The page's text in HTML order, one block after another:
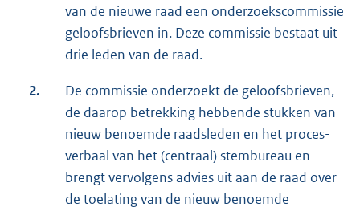
van de nieuwe raad een onderzoekscommissie
geloofsbrieven in. Deze commissie bestaat uit
drie leden van de raad.
2.
De commissie onderzoekt de geloofsbrieven,
de daarop betrekking hebbende stukken van
nieuw benoemde raadsleden en het proces-
verbaal van het (centraal) stembureau en
brengt vervolgens advies uit aan de raad over
de toelating van de nieuw benoemde